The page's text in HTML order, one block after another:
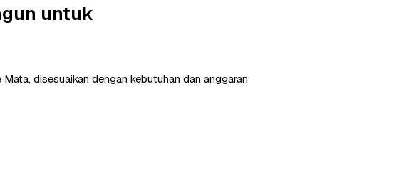
untuk
disesuaikan dengan kebutuhan dan anggaran